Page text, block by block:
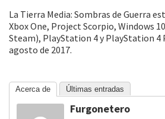
La Tierra Media: Sombras de Guerra
Xbox One, Project Scorpio, Windows
Steam), PlayStation 4 y PlayStation 4
agosto de 2017.
Acerca de Últimas entradas
Furgonetero